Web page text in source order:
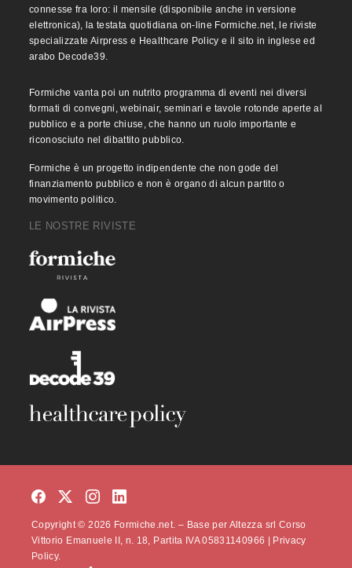
connesse fra loro: il mensile (disponibile anche in versione
elettronica), la testata quotidiana on-line Formiche.net, le riviste
specializzate Airpress e Healthcare Policy e il sito in inglese ed
arabo Decode39.
Formiche vanta poi un nutrito programma di eventi nei diversi
formati di convegni, webinair, seminari e tavole rotonde aperte al
pubblico e a porte chiuse, che hanno un ruolo importante e
riconosciuto nel dibattito pubblico.
Formiche è un progetto indipendente che non gode del
finanziamento pubblico e non è organo di alcun partito o
movimento politico.
LE NOSTRE RIVISTE
Copyright © 2026 Formiche.net. – Base per Altezza srl Corso
Vittorio Emanuele II, n. 18, Partita IVA 05831140966 | Privacy
Policy.